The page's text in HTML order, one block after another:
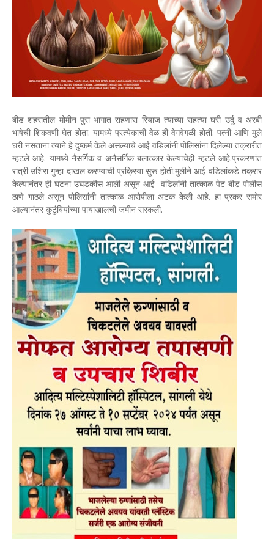
बीड शहरातील मोमीन पुरा भागात राहणारा रियाज त्याच्या राहत्या घरी उर्दू व अरबी
भाषेची शिकवणी घेत होता. यामध्ये प्रत्येकाची वेळ ही वेगवेगळी होती. पत्नी आणि मुले
घरी नसताना त्याने हे दुष्कर्म केले असल्याचे आई वडिलांनी पोलिसांना दिलेल्या तक्रारीत
म्हटले आहे. यामध्ये नैसर्गिक व अनैसर्गिक बलात्कार केल्याचेही म्हटले आहे.प्रकरणांत
रात्री उशिरा गुन्हा दाखल करण्याची प्रक्रिया सुरू होती.मुलीने आई-वडिलांकडे तक्रार
केल्यानंतर ही घटना उघडकीस आली असून आई- वडिलांनी तात्काळ पेट बीड पोलीस
ठाणे गाठले असून पोलिसांनी तात्काळ आरोपीला अटक केली आहे. हा प्रकर समोर
आल्यानंतर कुटुंबियांच्या पायाखालची जमीन सरकली.